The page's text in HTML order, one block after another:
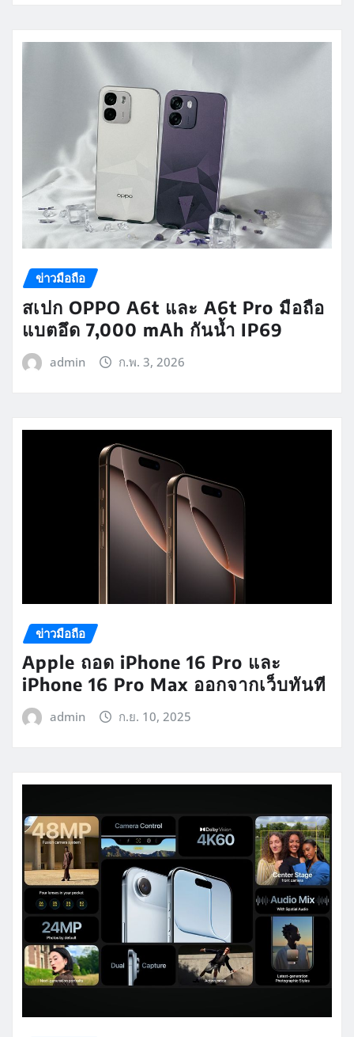
ข่าวมือถือ
สเปก OPPO A6t และ A6t Pro มือถือ
แบตอึด 7,000 mAh กันน้ำ IP69
admin ก.พ. 3, 2026
ข่าวมือถือ
Apple ถอด iPhone 16 Pro และ
iPhone 16 Pro Max ออกจากเว็บทันที
admin ก.ย. 10, 2025